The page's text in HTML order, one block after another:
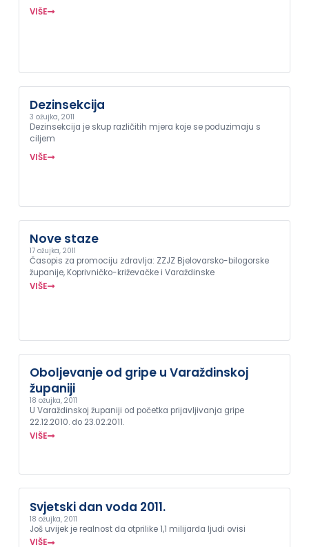
VIŠE
Dezinsekcija
3 ožujka, 2011
Dezinsekcija je skup različitih mjera koje se poduzimaju s
ciljem
VIŠE
Nove staze
17 ožujka, 2011
Časopis za promociju zdravlja: ZZJZ Bjelovarsko-bilogorske
županije, Koprivničko-križevačke i Varaždinske
VIŠE
Oboljevanje od gripe u Varaždinskoj
županiji
18 ožujka, 2011
U Varaždinskoj županiji od početka prijavljivanja gripe
22.12.2010. do 23.02.2011.
VIŠE
Svjetski dan voda 2011.
18 ožujka, 2011
Još uvijek je realnost da otprilike 1,1 milijarda ljudi ovisi
VIŠE